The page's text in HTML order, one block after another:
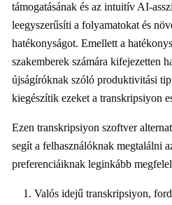
támogatásának és az intuitív AI-
leegyszerűsíti a folyamatokat és
hatékonyságot. Emellett a
szakemberek számára kifejezetten
újságíróknak szóló produktivitási
kiegészítik ezeket a transkripsiyon
Ezen transkripsiyon szoftver
segít a felhasználóknak megtalálni
preferenciáiknak leginkább
Valós idejű transkripsiyon,